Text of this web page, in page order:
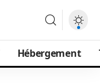
Hébergement